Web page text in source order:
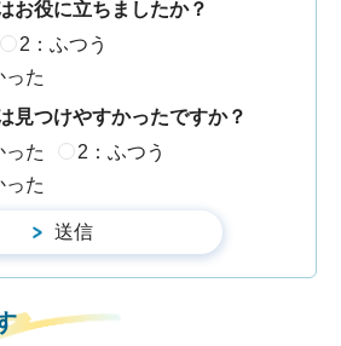
お役に立ちましたか？
2：ふつう
った
見つけやすかったですか？
った
2：ふつう
った